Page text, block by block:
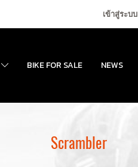
เข้าสู่ระบบ
BIKE FOR SALE NEWS
Scrambler